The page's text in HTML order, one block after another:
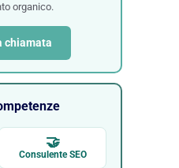
organico.
chiamata
🤝
Consulente SEO